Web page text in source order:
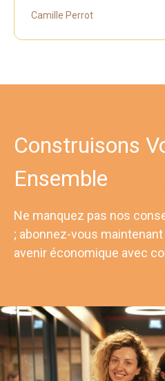
Camille Perrot
Construisons
Ensemble
Ne manquez pas nos
; abonnez-vous
avenir économique avec